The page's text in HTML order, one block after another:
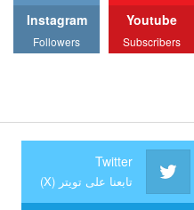
Youtube
Subscribers
Instagram
Followers
Twitter
تابعنا على تويتر (X)